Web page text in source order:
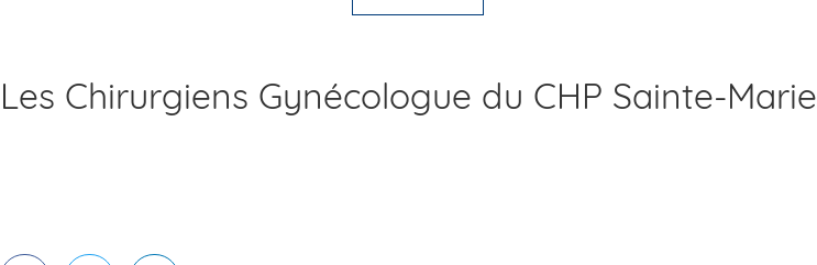
Les Chirurgiens Gynécologue du CHP Sainte-Marie